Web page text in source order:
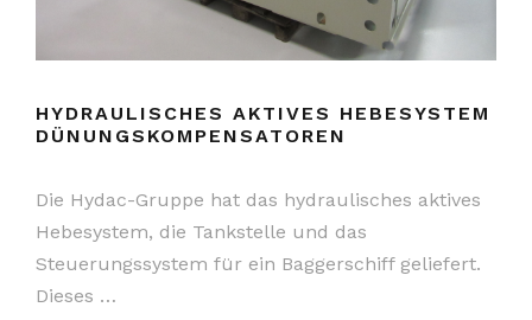
HYDRAULISCHES AKTIVES HEBESYSTEM
DÜNUNGSKOMPENSATOREN
Die Hydac-Gruppe hat das hydraulisches aktives
Hebesystem, die Tankstelle und das
Steuerungssystem für ein Baggerschiff geliefert.
Dieses …